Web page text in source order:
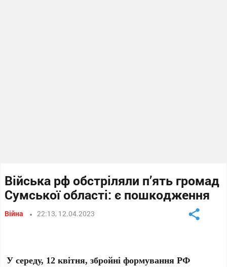
Війська рф обстріляли п’ять громад
Сумської області: є пошкодження
Війна 22:13, 12.04.2023
У середу, 12 квітня, збройні формування РФ